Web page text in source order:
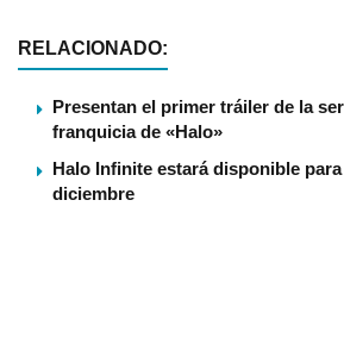
RELACIONADO:
Presentan el primer tráiler de la
franquicia de «Halo»
Halo Infinite estará disponible
diciembre